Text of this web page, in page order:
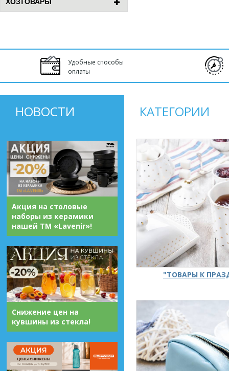
ХОЗТОВАРЫ
Удобные способы
оплаты
НОВОСТИ
Акция на столовые
наборы из керамики
нашей ТМ «Lavenir»!
Снижение цен на
кувшины из стекла!
КАТЕГОРИИ
"ТОВАРЫ К